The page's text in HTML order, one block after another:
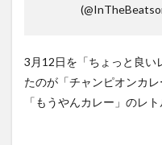
3月12日を「ちょっと良い
たのが「チャンピオンカ
「もうやんカレー」のレ